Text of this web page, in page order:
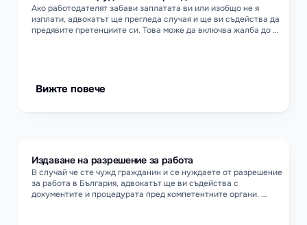
Ако работодателят забави заплатата ви или изобщо не я
изплати, адвокатът ще прегледа случая и ще ви съдейства да
предявите претенциите си. Това може да включва жалба до
Вижте повече
Издаване на разрешение за работа
В случай че сте чужд гражданин и се нуждаете от разрешение
за работа в България, адвокатът ще ви съдейства с
документите и процедурата пред компетентните органи.